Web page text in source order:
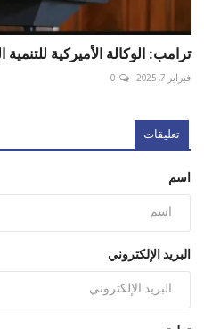
ترامب: الوكالة الأميركية
فبراير 7, 2025 0
تعليقات
اسم
البريد الإلكتروني